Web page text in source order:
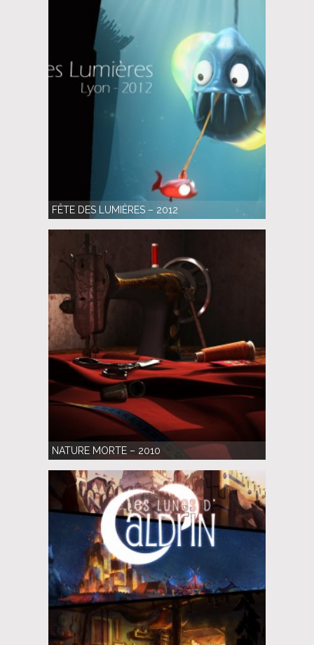
FÊTE DES LUMIÈRES – 2012
NATURE MORTE – 2010